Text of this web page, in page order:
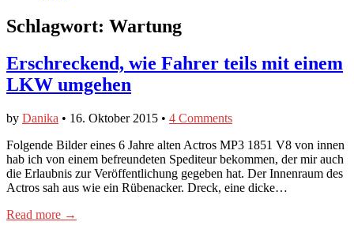
Schlagwort: Wartung
Erschreckend, wie Fahrer teils mit einem
LKW umgehen
by Danika • 16. Oktober 2015 • 4 Comments
Folgende Bilder eines 6 Jahre alten Actros MP3 1851 V8 von innen
hab ich von einem befreundeten Spediteur bekommen, der mir auch
die Erlaubnis zur Veröffentlichung gegeben hat. Der Innenraum des
Actros sah aus wie ein Rübenacker. Dreck, eine dicke…
Read more →